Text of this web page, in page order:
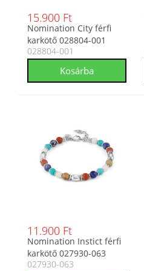
15.900 Ft
Nomination City férfi
karkötő 028804-001
028804-001
11.900 Ft
Nomination Instict férfi
karkötő 027930-063
027930-063